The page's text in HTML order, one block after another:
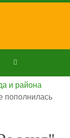
и района
пополнилась